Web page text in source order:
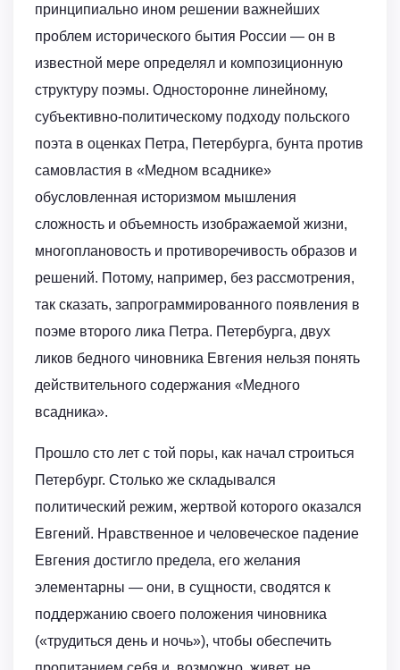
принципиально ином решении важнейших
проблем исторического бытия России — он в
известной мере определял и композиционную
структуру поэмы. Односторонне линейному,
субъективно-политическому подходу польского
поэта в оценках Петра, Петербурга, бунта против
самовластия в «Медном всаднике»
обусловленная историзмом мышления
сложность и объемность изображаемой жизни,
многоплановость и противоречивость образов и
решений. Потому, например, без рассмотрения,
так сказать, запрограммированного появления в
поэме второго лика Петра. Петербурга, двух
ликов бедного чиновника Евгения нельзя понять
действительного содержания «Медного
всадника».
Прошло сто лет с той поры, как начал строиться
Петербург. Столько же складывался
политический режим, жертвой которого оказался
Евгений. Нравственное и человеческое падение
Евгения достигло предела, его желания
элементарны — они, в сущности, сводятся к
поддержанию своего положения чиновника
(«трудиться день и ночь»), чтобы обеспечить